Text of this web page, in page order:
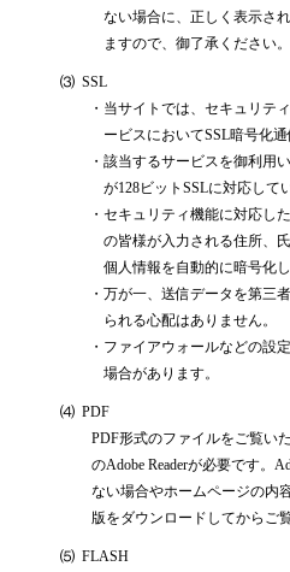
ない場合に、正しく表示さ
ますので、御了承ください。
⑶ SSL
・ 当サイトでは、セキュリテ
ービスにおいてSSL暗号化通
・ 該当するサービスを御利用
が128ビットSSLに対応して
・ セキュリティ機能に対応し
の皆様が入力される住所、
個人情報を自動的に暗号化
・ 万が一、送信データを第三
られる心配はありません。
・ ファイアウォールなどの設
場合があります。
⑷ PDF
PDF形式のファイルをご覧い
のAdobe Readerが必要です。
ない場合やホームページの内
版をダウンロードしてからご
⑸ FLASH